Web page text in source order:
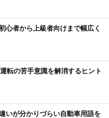
心者から上級者向けまで幅広く
転の苦手意識を解消するヒント
いが分かりづらい自動車用語を